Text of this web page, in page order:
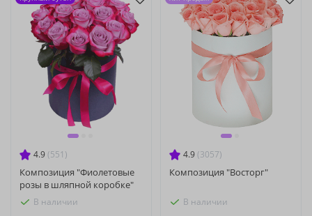
4.9 (551)
Композиция "Фиолетовые
розы в шляпной коробке"
В наличии
4.9 (3057)
Композиция "Восторг"
В наличии